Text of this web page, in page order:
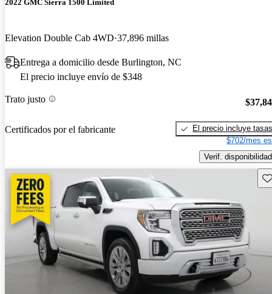
2022 GMC Sierra 1500 Limited
Elevation Double Cab 4WD 37,896 millas
Entrega a domicilio desde Burlington, NC
El precio incluye envío de $348
Trato justo
Certificados por el fabricante
El precio incluye tasas
$702/mes
Verif. disponibilidad